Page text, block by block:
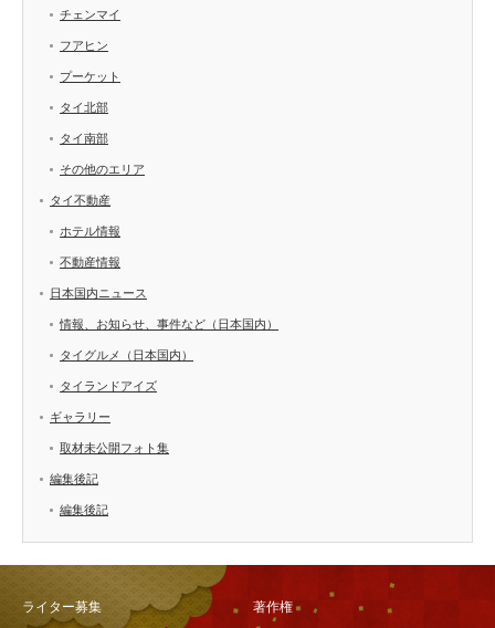
チェンマイ
フアヒン
プーケット
タイ北部
タイ南部
その他のエリア
タイ不動産
ホテル情報
不動産情報
日本国内ニュース
情報、お知らせ、事件など（日本国内）
タイグルメ（日本国内）
タイランドアイズ
ギャラリー
取材未公開フォト集
編集後記
編集後記
ライター募集 著作権